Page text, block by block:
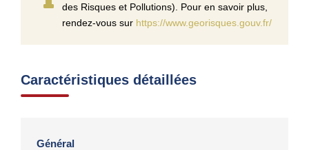
des Risques et Pollutions). Pour en savoir plus,
rendez-vous sur https://www.georisques.gouv.fr/
Caractéristiques détaillées
Général